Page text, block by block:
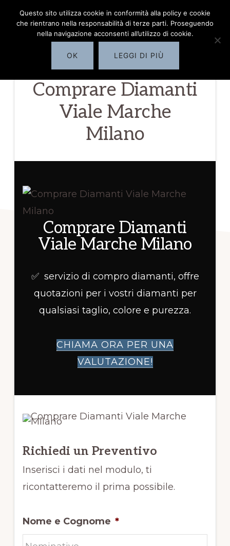
Passa
COMPRO
DIAMANTI
MILANO
servizio
MENU
Comprare Diamanti
Viale Marche
Milano
Comprare Diamanti
Viale Marche Milano
✅ servizio di compro diamanti, offre
quotazioni per i vostri diamanti per
qualsiasi taglio, colore e purezza.
CHIAMA ORA PER UNA
VALUTAZIONE!
Richiedi un Preventivo
Inserisci i dati nel modulo, ti
ricontatteremo il prima possibile.
Nome e Cognome *
Questo sito utilizza cookie in conformità alla policy e cookie
che rientrano nella responsabilità di terze parti. Proseguendo
nella navigazione acconsenti all’utilizzo di cookie.
OK LEGGI DI PIÙ